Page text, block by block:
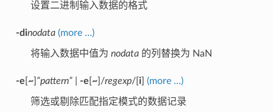
设置二进制输入数据的格式
-dinodata (more …)
将输入数据中值为 nodata的列替换为 NaN
-e ~] “pattern”| -e ~]/regexp/[ i] (more …)
筛选或剔除匹配指定模式的数据记录